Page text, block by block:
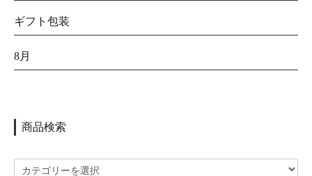
ギフト包装
8月
商品検索